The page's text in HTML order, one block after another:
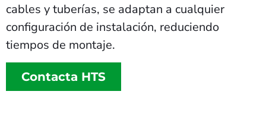
cables y tuberías, se adaptan a cualquier
configuración de instalación, reduciendo
tiempos de montaje.
Contacta HTS